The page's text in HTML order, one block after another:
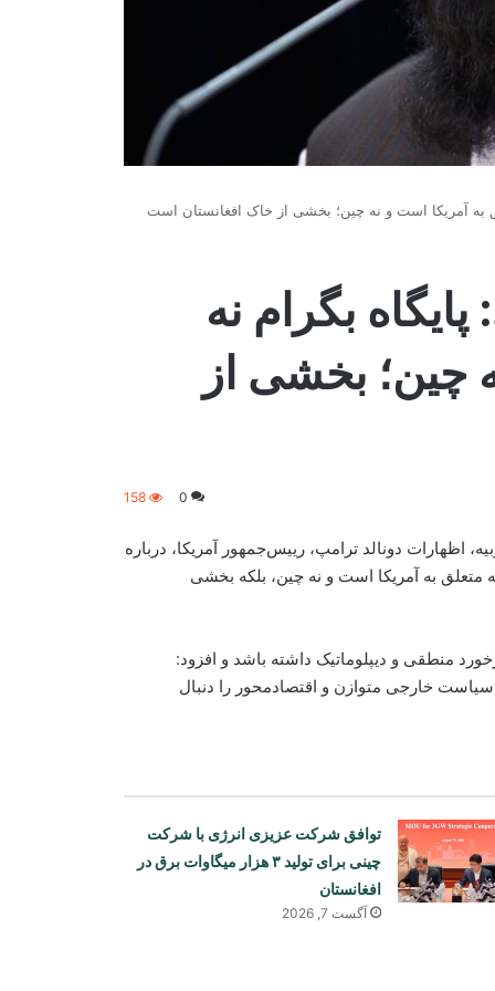
به آمریکا است و نه چین؛ بخشی از خاک افغانستان است
بگرام نه
چین؛ بخشی از
0
158
اظهارات دونالد ترامپ، رییس‌جمهور آمریکا، درباره
نه متعلق به آمریکا است و نه چین، بلکه بخشی
منطقی و دیپلوماتیک داشته باشد و افزود:
سیاست خارجی متوازن و اقتصادمحور را دنبال
توافق شرکت عزیزی انرژی با شرکت
چینی برای تولید ۳ هزار میگاوات برق در
افغانستان
آگست 7, 2026